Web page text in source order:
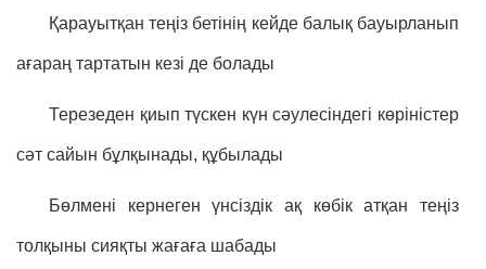
Қарауытқан теңіз бетінің кейде балық бауырланып
ағараң тартатын кезі де болады
Терезеден қиып түскен күн сәулесіндегі көріністер
сәт сайын бұлқынады, құбылады
Бөлмені кернеген үнсіздік ақ көбік атқан теңіз
толқыны сияқты жағаға шабады